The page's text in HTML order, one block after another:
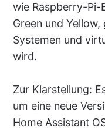
wie Raspberry-Pi-
Green und
Systemen und
wird.
Zur Klarstellung:
um eine neue
Home Assistant